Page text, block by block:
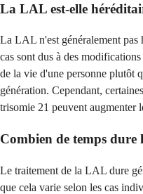
La LAL est-elle
La LAL n'est généralement pas
cas sont dus à des
de la vie d'une personne plutôt
génération. Cependant,
trisomie 21 peuvent augmenter
Combien de temps
Le traitement de la LAL dure
que cela varie selon les cas